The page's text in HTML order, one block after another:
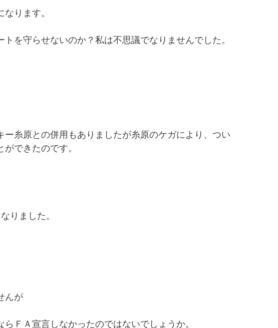
ります。
を守らせないのか？私は不思議でなりませんでした。
糸原との併用もありましたが糸原のケガにより、つい
できたのです。
りました。
んが
ＦＡ宣言しなかったのではないでしょうか。